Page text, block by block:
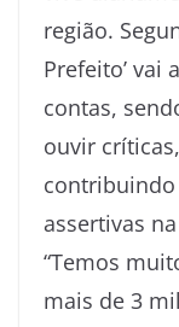
região.
Prefeito’ vai
contas,
ouvir
contribuindo
assertivas
“Temos
mais de 3